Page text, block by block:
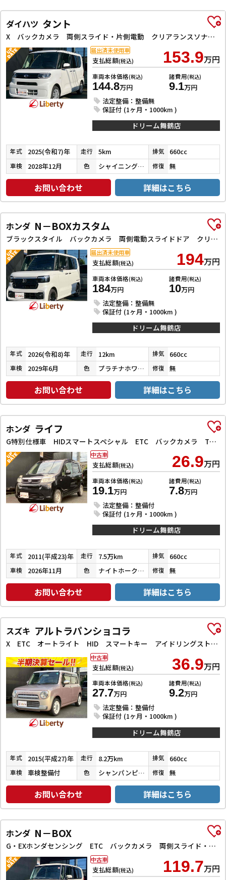
ダイハツ タント
X バックカメラ 両側スライド・片側電動 クリアランスソナー 衝突被害軽減システム LEDヘッドランプ スマートキー アイドリングストップ 電動格納ミラー シートヒーター ベンチシート CVT
支払総額(税込) 153.9万円
車両本体価格(税込)
144.8万円
諸費用(税込)
9.1万円
法定整備：整備無
保証付 (1ヶ月・1000km )
届出済未使用車
ドリーム舞鶴店
年式 2025(令和7)年 走行 5km 排気 660cc
車検 2028年12月 色 シャイニングホワイトパール 修復 無
お問い合わせ 詳細はこちら
ホンダ N－BOXカスタム
ブラックスタイル バックカメラ 両側電動スライドドア クリアランスソナー オートクルーズコントロール レーンアシスト 衝突被害軽減システム オートライト LEDヘッドランプ スマートキー アイドリングストップ
支払総額(税込) 194万円
車両本体価格(税込)
184万円
諸費用(税込)
10万円
法定整備：整備無
保証付 (1ヶ月・1000km )
届出済未使用車
ドリーム舞鶴店
年式 2026(令和8)年 走行 12km 排気 660cc
車検 2029年6月 色 プラチナホワイトパール 修復 無
お問い合わせ 詳細はこちら
ホンダ ライフ
G特別仕様車 HIDスマートスペシャル ETC バックカメラ TV HID スマートキー ベンチシート AT 盗難防止システム ABS CD ミュージックプレイヤー接続可 衝突安全ボディ エアコン パワーステアリング パワーウィンドウ
支払総額(税込) 26.9万円
車両本体価格(税込)
19.1万円
諸費用(税込)
7.8万円
法定整備：整備付
保証付 (1ヶ月・1000km )
中古車
ドリーム舞鶴店
年式 2011(平成23)年 走行 7.5万km 排気 660cc
車検 2026年11月 色 ナイトホークブラックパール 修復 無
お問い合わせ 詳細はこちら
スズキ アルトラパンショコラ
X ETC オートライト HID スマートキー アイドリングストップ 電動格納ミラー ベンチシート CVT 盗難防止システム ABS CD Bluetooth 衝突安全ボディ エアコン パワーステアリング
支払総額(税込) 36.9万円
車両本体価格(税込)
27.7万円
諸費用(税込)
9.2万円
法定整備：整備付
保証付 (1ヶ月・1000km )
中古車
ドリーム舞鶴店
年式 2015(平成27)年 走行 8.2万km 排気 660cc
車検 車検整備付 色 シャンパンピンクパールメタリック 修復 無
お問い合わせ 詳細はこちら
ホンダ N－BOX
G・EXホンダセンシング ETC バックカメラ 両側スライド・片側電動 TV クリアランスソナー オートクルーズコントロール レーンアシスト 衝突被害軽減システム オートライト LEDヘッドランプ スマートキー
支払総額(税込) 119.7万円
中古車